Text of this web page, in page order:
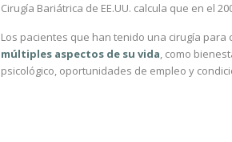
Cirugía Bariátrica de EE.UU. calcula que en el
Los pacientes que han tenido una cirugía para
múltiples aspectos de su vida, como
psicológico, oportunidades de empleo y